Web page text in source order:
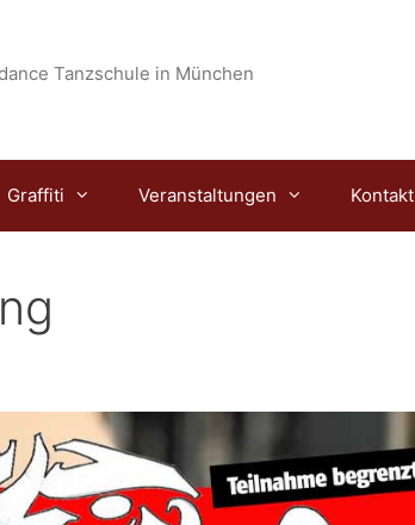
Tanzschule in München
Graffiti Veranstaltungen Kontakt